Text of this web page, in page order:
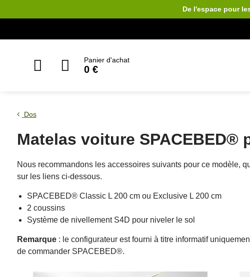
De l'espace pour
Panier d'achat
0 €
Dos
Matelas voiture SPACEBED®
Nous recommandons les accessoires suivants pour ce modèle,
sur les liens ci-dessous.
SPACEBED® Classic L 200 cm ou Exclusive L 200 cm
2 coussins
Système de nivellement S4D pour niveler le sol
Remarque: le configurateur est fourni à titre informatif
de commander SPACEBED®.